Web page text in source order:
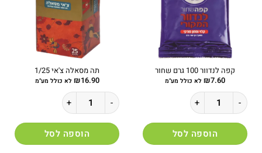
קפה לנדוור 100 גרם שחור
₪7.60 לא כולל מע"מ
כמות של קפה לנדוור 100 גרם שחור
הוספה לסל
תה מסאלה צ'אי 1/25
₪16.90 לא כולל מע"מ
כמות של תה מסאלה צ'אי 1/25
הוספה לסל